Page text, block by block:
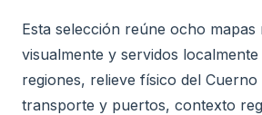
Esta selección reúne ocho mapas
visualmente y servidos localmente
regiones, relieve físico del
transporte y puertos, contexto